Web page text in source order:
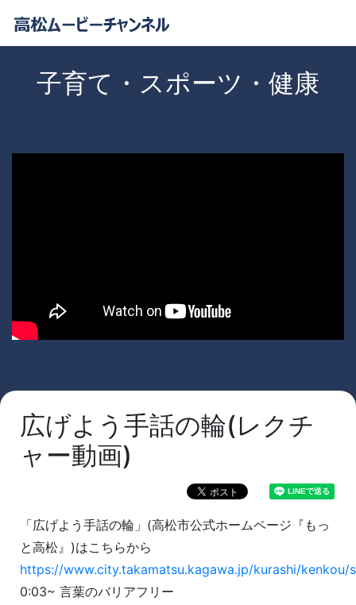
子育て・スポーツ・健康
広げよう手話の輪(レクチ
ャー動画)
「広げよう手話の輪」(高松市公式ホームページ『もっ
と高松』)はこちらから
https://www.city.takamatsu.kagawa.jp/kurashi/kenkou/
0:03~ 言葉のバリアフリー